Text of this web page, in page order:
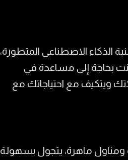
الذكاء الاصطناعي المتطورة،
بحاجة إلى مساعدة في
ويتكيف مع احتياجاتك مع
ومناول ماهرة، يتجول بسهولة